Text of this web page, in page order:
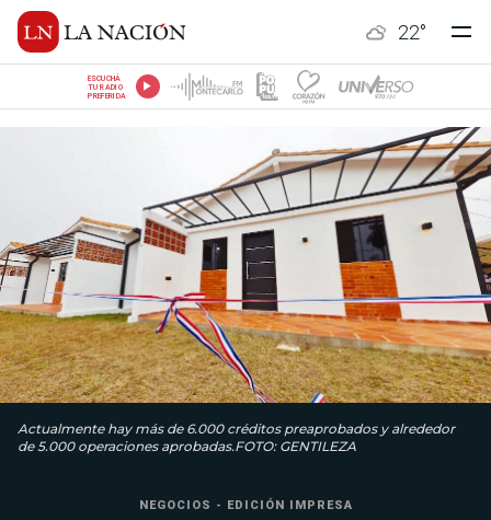
22°
ESCUCHÁ
TU RADIO
PREFERIDA
Actualmente hay más de 6.000 créditos preaprobados y alrededor
de 5.000 operaciones aprobadas.FOTO: GENTILEZA
NEGOCIOS - EDICIÓN IMPRESA